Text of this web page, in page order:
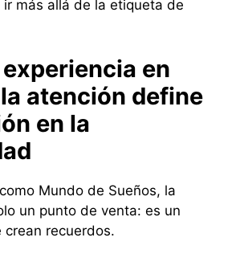
más allá de la etiqueta de
en
atención define
en la
Mundo de Sueños, la
un punto de venta: es un
crean recuerdos.